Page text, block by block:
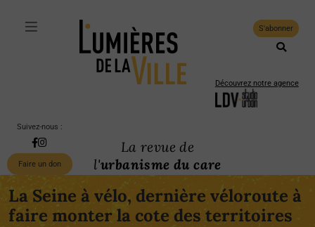
S'abonner
Découvrez notre agence
Suivez-nous :
Faire un don
La revue de
l'urbanisme du care
La Seine à vélo, dernière véloroute à
faire monter la cote des territoires